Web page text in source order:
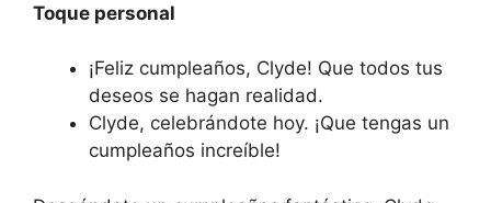
Toque personal
¡Feliz cumpleaños, Clyde! Que todos tus
deseos se hagan realidad.
Clyde, celebrándote hoy. ¡Que tengas un
cumpleaños increíble!